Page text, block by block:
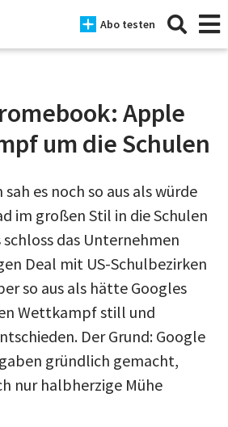
Abo testen
Apple
um die Schulen
es noch so aus als würde
im großen Stil in die Schulen
das Unternehmen
Deal mit US-Schulbezirken
so aus als hätte Googles
Wettkampf still und
Der Grund: Google
gründlich gemacht,
nur halbherzige Mühe